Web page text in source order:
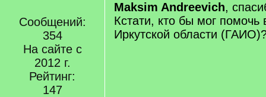
Сообщений:
354
На сайте с
2012 г.
Рейтинг:
147
Maksim Andreevich,
Кстати, кто бы мог
Иркутской области